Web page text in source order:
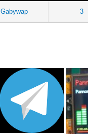
Gabywap 3